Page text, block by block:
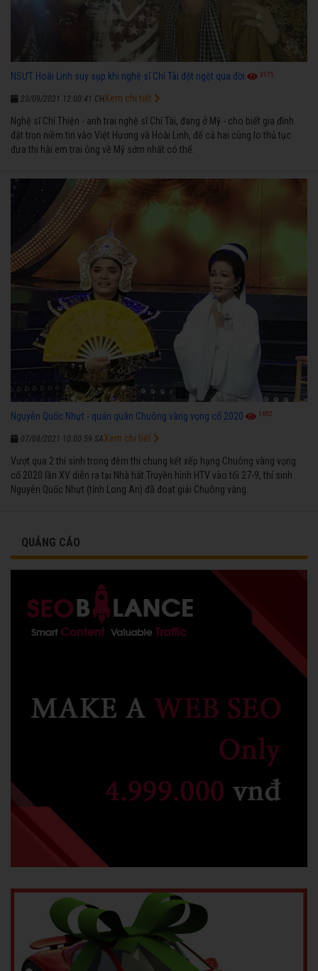
NSƯT Hoài Linh suy sụp khi nghệ sĩ Chí Tài đột ngột qua đời 3175
23/09/2021 12:00:41 CH
Nghệ sĩ Chí Thiện - anh trai nghệ sĩ Chí Tài, đang ở Mỹ - cho biết gia đình
đặt trọn niềm tin vào Việt Hương và Hoài Linh, để cả hai cùng lo thủ tục
đưa thi hài em trai ông về Mỹ sớm nhất có thể.
Xem chi tiết
Nguyễn Quốc Nhựt - quán quân Chuông vàng vọng cổ 2020 1692
07/08/2021 10:00:59 SA
Vượt qua 2 thí sinh trong đêm thi chung kết xếp hạng Chuông vàng vọng
cổ 2020 lần XV diễn ra tại Nhà hát Truyền hình HTV vào tối 27-9, thí sinh
Nguyễn Quốc Nhựt (tỉnh Long An) đã đoạt giải Chuông vàng.
Xem chi tiết
QUẢNG CÁO